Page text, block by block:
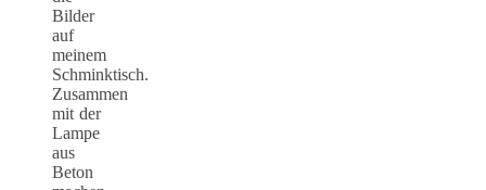
Bilder
auf
meinem
Schminktisch.
Zusammen
mit der
Lampe
aus
Beton